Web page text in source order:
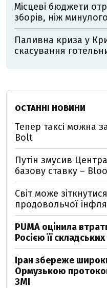
Місцеві бюджети
зборів, ніж
Паливна криза у
скасування
ОСТАННІ НОВИНИ
Тепер таксі можна
Bolt
Путін змусив
базову ставку –
Світ може
продовольчої
PUMA оцінила
Росією її складських
Іран збереже
Ормузькою
ЗМІ